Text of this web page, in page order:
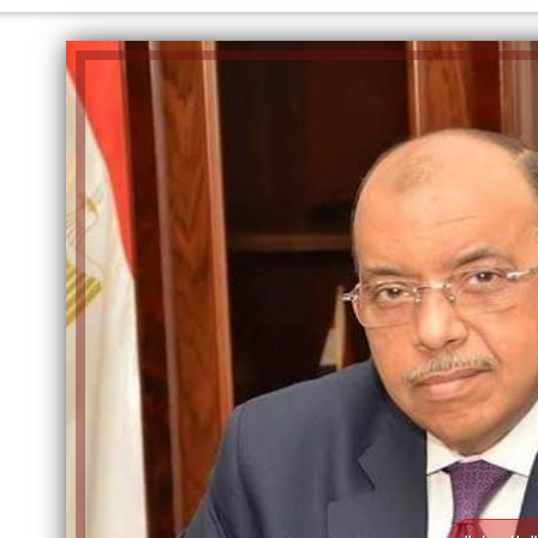
إلهام شرشر تكتب: دي مبقتش كورة..
دي سياسة
الكاتبة إلهام شرشر تهنئ الرئيس
السيسي بعيد ميلاده وتُشيد بجهوده
في بناء الدولة